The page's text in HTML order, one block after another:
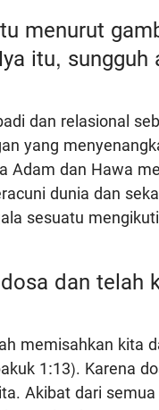
menurut
itu, sungguh
dan relasional
yang
Adam dan Hawa
dunia dan
sesuatu
dan telah
memisahkan kita
1:13). Karena
Akibat dari